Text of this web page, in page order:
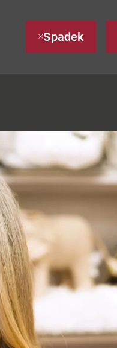
Spadek